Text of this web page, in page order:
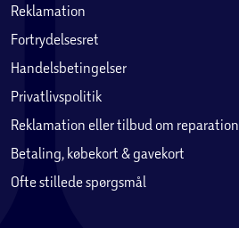
Reklamation
Fortrydelsesret
Handelsbetingelser
Privatlivspolitik
Reklamation eller tilbud om reparation
Betaling, købekort & gavekort
Ofte stillede spørgsmål